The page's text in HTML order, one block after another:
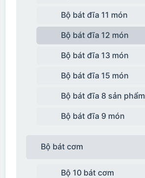
Bộ bát đĩa 11 món
Bộ bát đĩa 12 món
Bộ bát đĩa 13 món
Bộ bát đĩa 15 món
Bộ bát đĩa 8 sản phẩm
Bộ bát đĩa 9 món
Bộ bát cơm
Bộ 10 bát cơm